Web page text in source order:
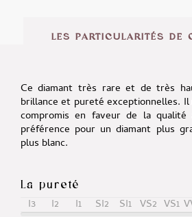
LES PARTICULARITÉS DE
Ce diamant très rare et de très
brillance et pureté exceptionnelles.
compromis en faveur de la qualité
préférence pour un diamant plus
plus blanc.
La pureté
I3 I2 I1 SI2 SI1 VS2 VS1